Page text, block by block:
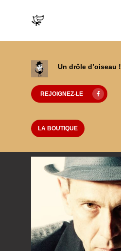
Un drôle d’oiseau !
REJOIGNEZ-LE
LA BOUTIQUE